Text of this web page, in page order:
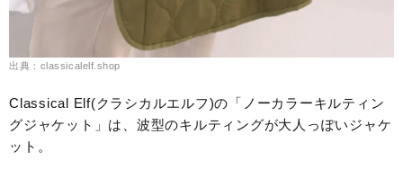
出典：classicalelf.shop
Classical Elf(クラシカルエルフ)の「ノーカラーキルティン
グジャケット」は、波型のキルティングが大人っぽいジャケ
ット。